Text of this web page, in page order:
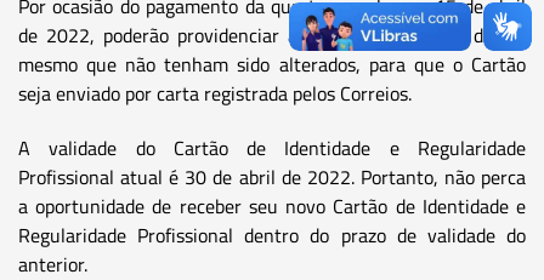
Por ocasião do pagamento da quarta parcela, em 15 de abril
de 2022, poderão providenciar a validação dos seus dados,
mesmo que não tenham sido alterados, para que o Cartão
seja enviado por carta registrada pelos Correios.
A validade do Cartão de Identidade e Regularidade
Profissional atual é 30 de abril de 2022. Portanto, não perca
a oportunidade de receber seu novo Cartão de Identidade e
Regularidade Profissional dentro do prazo de validade do
anterior.